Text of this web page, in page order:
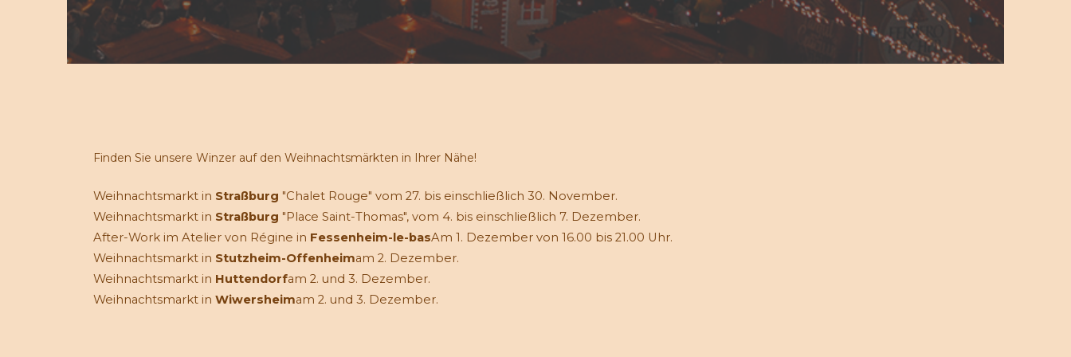
Finden Sie unsere Winzer auf den Weihnachtsmärkten in Ihrer Nähe!
Weihnachtsmarkt in Straßburg "Chalet Rouge" vom 27. bis einschließlich 30. November.
Weihnachtsmarkt in Straßburg "Place Saint-Thomas", vom 4. bis einschließlich 7. Dezember.
After-Work im Atelier von Régine in Fessenheim-le-basAm 1. Dezember von 16.00 bis 21.00 Uhr.
Weihnachtsmarkt in Stutzheim-Offenheimam 2. Dezember.
Weihnachtsmarkt in Huttendorfam 2. und 3. Dezember.
Weihnachtsmarkt in Wiwersheimam 2. und 3. Dezember.